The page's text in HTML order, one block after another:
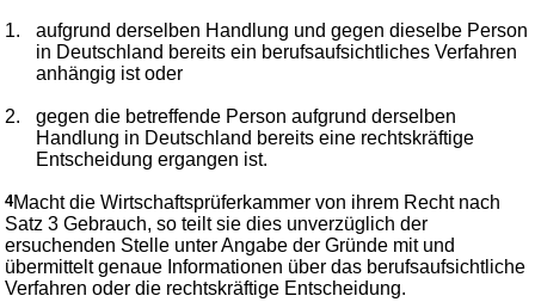
1.
aufgrund derselben Handlung und gegen dieselbe Person
in Deutschland bereits ein berufsaufsichtliches Verfahren
anhängig ist oder
2.
gegen die betreffende Person aufgrund derselben
Handlung in Deutschland bereits eine rechtskräftige
Entscheidung ergangen ist.
4Macht die Wirtschaftsprüferkammer von ihrem Recht nach
Satz 3 Gebrauch, so teilt sie dies unverzüglich der
ersuchenden Stelle unter Angabe der Gründe mit und
übermittelt genaue Informationen über das berufsaufsichtliche
Verfahren oder die rechtskräftige Entscheidung.